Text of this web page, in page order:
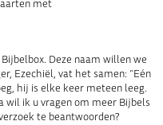
met
Deze naam willen we
Ezechiël, vat het samen: “Eén
hij is elke keer meteen leeg.
wil ik u vragen om meer Bijbels
te beantwoorden?